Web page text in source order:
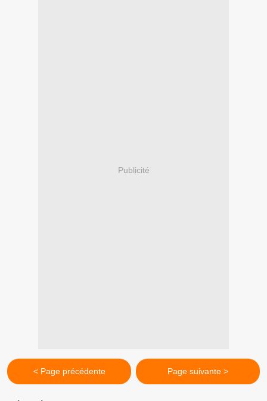
Publicité
< Page précédente Page suivante >